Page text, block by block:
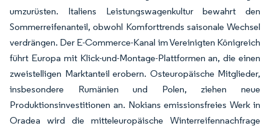
umzurüsten. Italiens Leistungswagenkultur bewahrt den
Sommerreifenanteil, obwohl Komforttrends saisonale Wechsel
verdrängen. Der E-Commerce-Kanal im Vereinigten Königreich
führt Europa mit Klick-und-Montage-Plattformen an, die einen
zweistelligen Marktanteil erobern. Osteuropäische Mitglieder,
insbesondere Rumänien und Polen, ziehen neue
Produktionsinvestitionen an. Nokians emissionsfreies Werk in
Oradea wird die mitteleuropäische Winterreifennachfrage